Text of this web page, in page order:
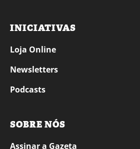
INICIATIVAS
Loja Online
Newsletters
Podcasts
SOBRE NÓS
Assinar a Gazeta